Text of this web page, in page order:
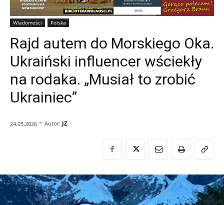
Wiadomości Polska
Rajd autem do Morskiego Oka.
Ukraiński influencer wściekły
na rodaka. „Musiał to zrobić
Ukrainiec”
24.05.2026 - Autor: JZ